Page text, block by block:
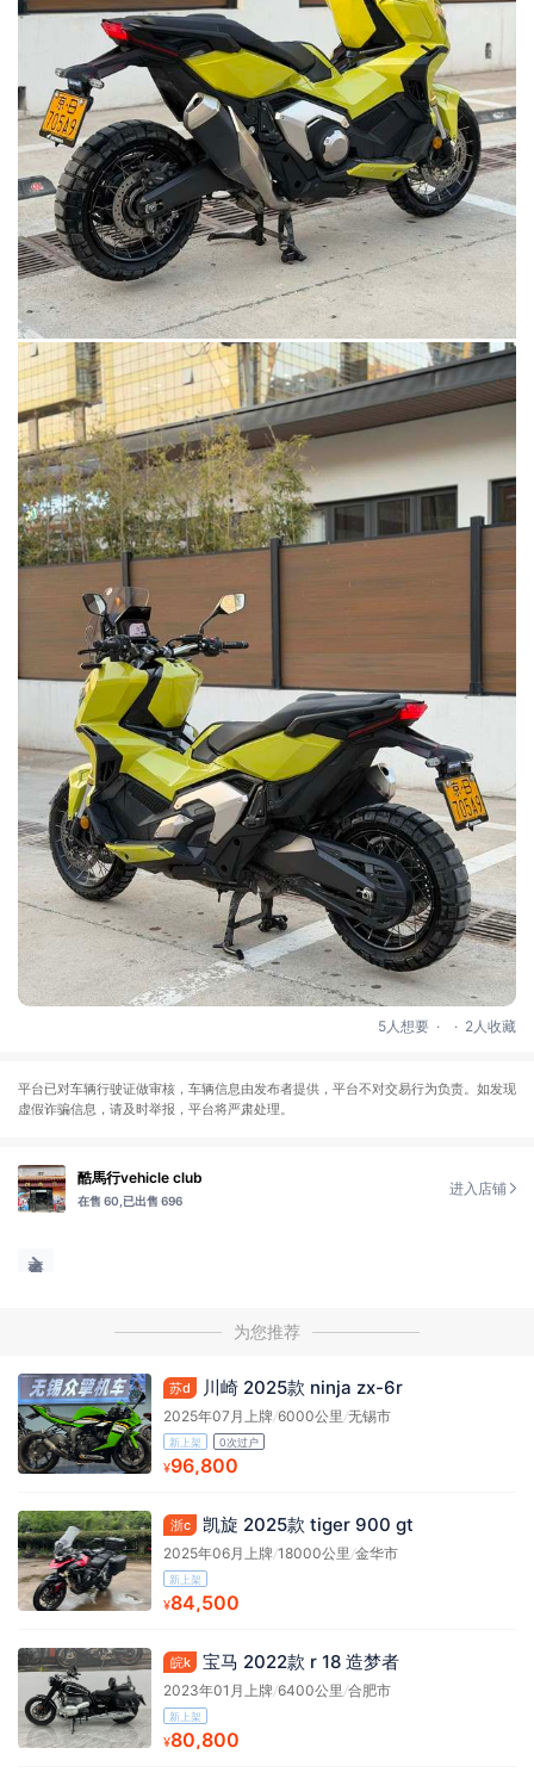
5人想要 . . 2人收藏
平台已对车辆行驶证做审核，车辆信息由发布者提供，平台不对交易行为负责。如发现
虚假诈骗信息，请及时举报，平台将严肃处理。
酷馬行vehicle club
在售 60, 已出售 696
进入店铺
为您推荐
苏d 川崎 2025款 ninja zx-6r
2025年07月上牌/6000公里/无锡市
新上架 0次过户
¥96,800
浙c 凯旋 2025款 tiger 900 gt
2025年06月上牌/18000公里 /金华市
新上架
¥84,500
皖k 宝马 2022款 r 18 造梦者
2023年01月上牌/6400公里 /合肥市
新上架
¥80,800